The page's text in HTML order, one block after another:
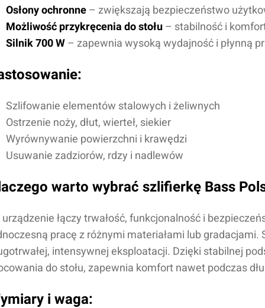
Osłony ochronne – zwiększają bezpieczeństwo
Możliwość przykręcenia do stołu – stabilność i
Silnik 700 W – zapewnia wysoką wydajność i płynną
Szlifowanie elementów stalowych i żeliwnych
Ostrzenie noży, dłut, wierteł, siekier
Wyrównywanie powierzchni i krawędzi
Usuwanie zadziorów, rdzy i nadlewów
warto wybrać szlifierkę Bass
urządzenie łączy trwałość, funkcjonalność i
pracę z różnymi materiałami lub
intensywnej eksploatacji. Dzięki stabilnej
do stołu, zapewnia komfort nawet podczas
i waga: